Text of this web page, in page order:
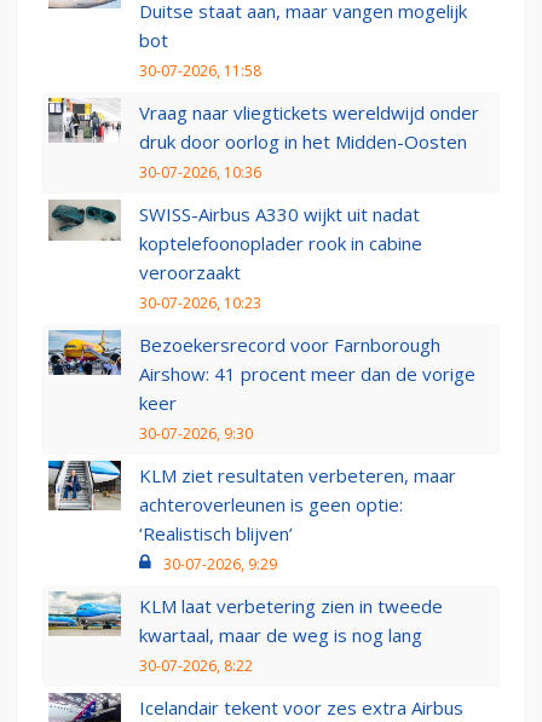
Duitse staat aan, maar vangen mogelijk
bot
30-07-2026, 11:58
Vraag naar vliegtickets wereldwijd onder
druk door oorlog in het Midden-Oosten
30-07-2026, 10:36
SWISS-Airbus A330 wijkt uit nadat
koptelefoonoplader rook in cabine
veroorzaakt
30-07-2026, 10:23
Bezoekersrecord voor Farnborough
Airshow: 41 procent meer dan de vorige
keer
30-07-2026, 9:30
KLM ziet resultaten verbeteren, maar
achteroverleunen is geen optie:
‘Realistisch blijven’
30-07-2026, 9:29
KLM laat verbetering zien in tweede
kwartaal, maar de weg is nog lang
30-07-2026, 8:22
Icelandair tekent voor zes extra Airbus